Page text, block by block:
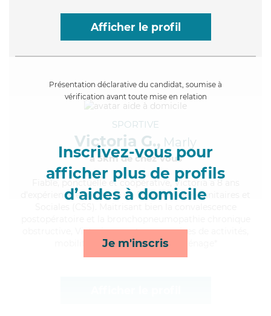
Afficher le profil
Présentation déclarative du candidat, soumise à
vérification avant toute mise en relation
Inscrivez-vous pour
afficher plus de profils
d’aides à domicile
Je m'inscris
SPORTIVE
Victoria G., Marly
à 5km de chez Vous
, ponctuelle et coopérative, Victoria a 8 ans
d'expérience et possède un BEP Carrières Sanitaires et
obstructive, Victoria apporte ses services de activités,
mobilité, courses/livraison et ménage*